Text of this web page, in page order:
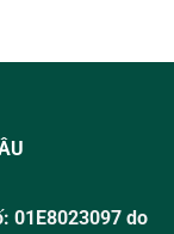
01E8023097 do